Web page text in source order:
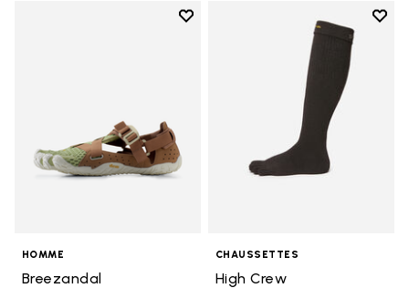
Add to wishlist
Add to wishlist Breezandal
HOMME
Breezandal
Add
CHAUSSETTES
High Crew